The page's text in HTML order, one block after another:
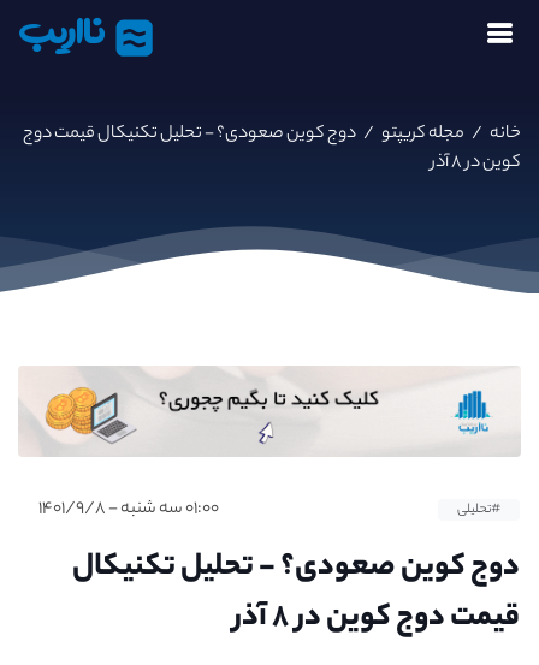
نااریب
خانه / مجله کریپتو / دوج کوین صعودی؟ - تحلیل تکنیکال قیمت دوج
کوین در ۸ آذر
#تحلیلی ۰۱:۰۰ سه شنبه - ۱۴۰۱/۹/۸
دوج کوین صعودی؟ - تحلیل تکنیکال
قیمت دوج کوین در ۸ آذر